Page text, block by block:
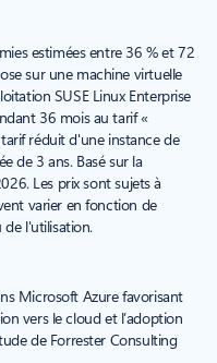
estimées entre 36 % et 72
sur une machine virtuelle
SUSE Linux Enterprise
36 mois au tarif «
réduit d'une instance de
de 3 ans. Basé sur la
Les prix sont sujets à
varier en fonction de
l'utilisation.
Microsoft Azure favorisant
vers le cloud et l’adoption
de Forrester Consulting